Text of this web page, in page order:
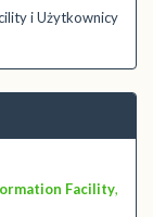
i Użytkownicy
Facility,